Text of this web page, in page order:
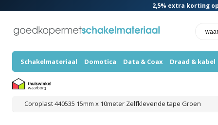
2,5% extra korting
Schakelmateriaal Domotica Data & Coax Draad & kabel
Coroplast 440535 15mm x 10meter Zelfklevende tape Groen